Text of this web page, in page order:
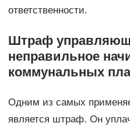
ответственности.
Штраф
неправильное
коммунальных
Одним из самых
является штраф. Он